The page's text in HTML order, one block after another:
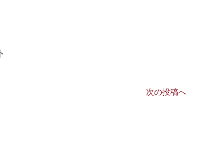
次の投稿へ